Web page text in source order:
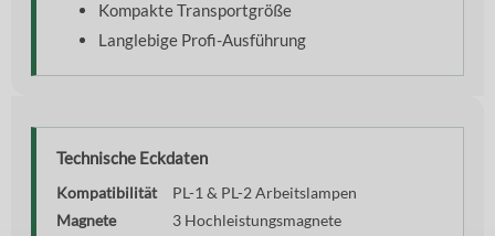
Kompakte Transportgröße
Langlebige Profi-Ausführung
Technische Eckdaten
Kompatibilität
PL-1 & PL-2 Arbeitslampen
Magnete
3 Hochleistungsmagnete